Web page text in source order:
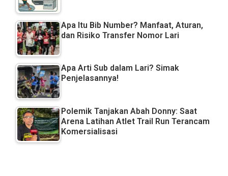
Apa Itu Bib Number? Manfaat, Aturan,
dan Risiko Transfer Nomor Lari
Apa Arti Sub dalam Lari? Simak
Penjelasannya!
Polemik Tanjakan Abah Donny: Saat
Arena Latihan Atlet Trail Run Terancam
Komersialisasi